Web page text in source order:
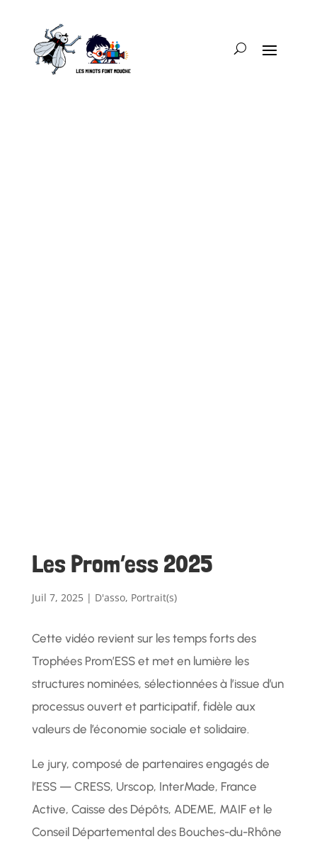
Les Prom’ess 2025
Juil 7, 2025| D'asso, Portrait(s)
Cette vidéo revient sur les temps forts des
Trophées Prom’ESS et met en lumière les
structures nominées, sélectionnées à l’issue d’un
processus ouvert et participatif, fidèle aux
valeurs de l’économie sociale et solidaire.
Le jury, composé de partenaires engagés de
l’ESS — CRESS, Urscop, InterMade, France
Active, Caisse des Dépôts, ADEME, MAIF et le
Conseil Départemental des Bouches-du-Rhône